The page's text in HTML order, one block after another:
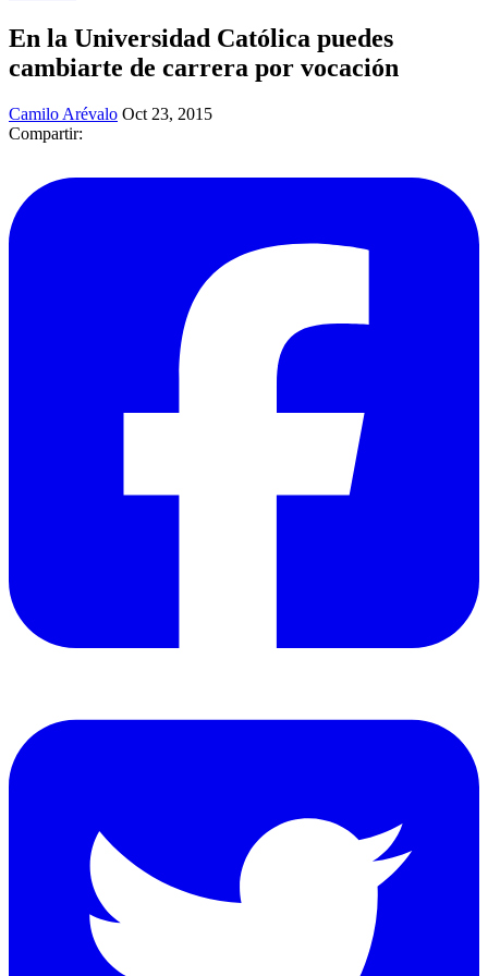
En la Universidad Católica puedes
cambiarte de carrera por vocación
Camilo Arévalo Oct 23, 2015
Compartir: